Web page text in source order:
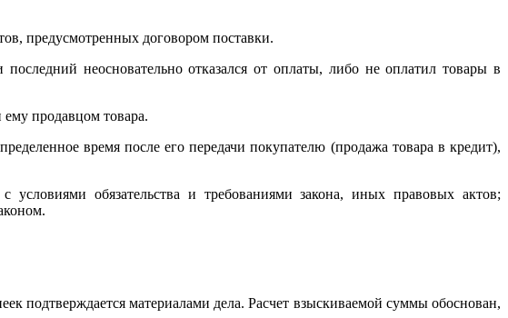
предусмотренных договором поставки.
неосновательно отказался от оплаты, либо не оплатил товары в
ему продавцом товара.
время после его передачи покупателю (продажа товара в кредит),
обязательства и требованиями закона, иных правовых актов;
подтверждается материалами дела. Расчет взыскиваемой суммы обоснован,